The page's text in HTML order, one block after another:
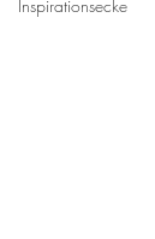
Inspirationsecke